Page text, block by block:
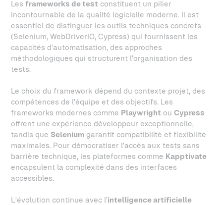
Les frameworks de test constituent un pilier
incontournable de la qualité logicielle moderne. Il est
essentiel de distinguer les outils techniques concrets
(Selenium, WebDriverIO, Cypress) qui fournissent les
capacités d'automatisation, des approches
méthodologiques qui structurent l'organisation des
tests.
Le choix du framework dépend du contexte projet, des
compétences de l'équipe et des objectifs. Les
frameworks modernes comme Playwright ouCypress
offrent une expérience développeur exceptionnelle,
tandis que Selenium garantit compatibilité et flexibilité
maximales. Pour démocratiser l'accès aux tests sans
barrière technique, les plateformes comme Kapptivate
encapsulent la complexité dans des interfaces
accessibles.
L'évolution continue avec l'intelligence artificielle